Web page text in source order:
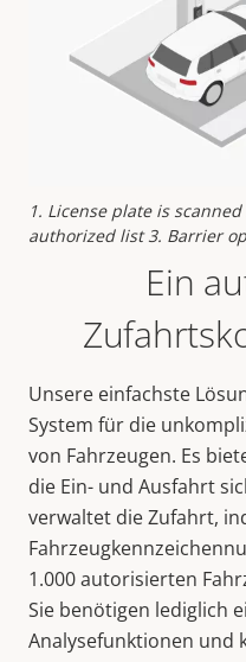
1. License plate is
authorized list 3. Barrier
Ein
Unsere einfachste
System für die
von Fahrzeugen. Es
die Ein- und Ausfahrt
verwaltet die Zufahrt,
1.000 autorisierten
Sie benötigen lediglich
Analysefunktionen und